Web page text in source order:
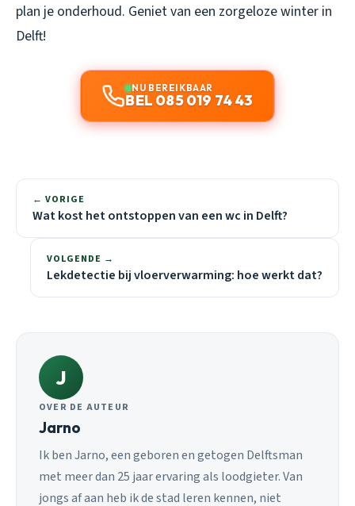
plan je onderhoud. Geniet van een zorgeloze winter in
Delft!
NU BEREIKBAAR
BEL 085 019 74 43
← VORIGE
Wat kost het ontstoppen van een wc in Delft?
VOLGENDE →
Lekdetectie bij vloerverwarming: hoe werkt dat?
J
OVER DE AUTEUR
Jarno
Ik ben Jarno, een geboren en getogen Delftsman
met meer dan 25 jaar ervaring als loodgieter. Van
jongs af aan heb ik de stad leren kennen, niet